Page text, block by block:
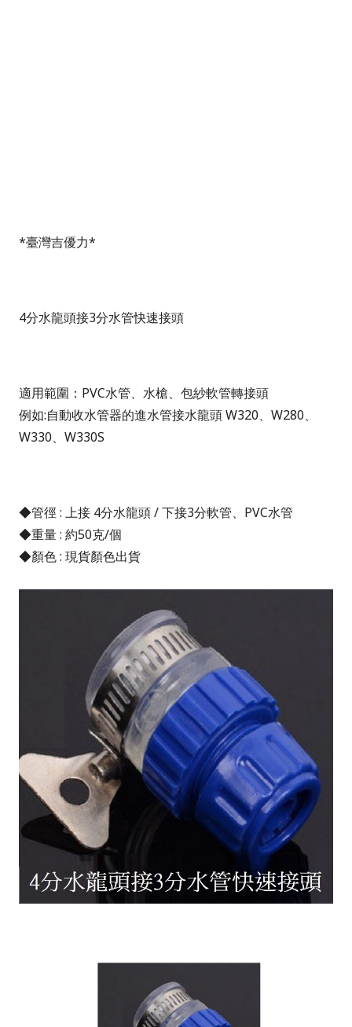
*臺灣吉優力*
4分水龍頭接3分水管快速接頭
適用範圍：PVC水管、水槍、包紗軟管轉接頭
例如:自動收水管器的進水管接水龍頭W320、W280、
W330、W330S
◆管徑 : 上接 4分水龍頭 / 下接3分軟管、PVC水管
◆重量 : 約50克/個
◆顏色 : 現貨顏色出貨